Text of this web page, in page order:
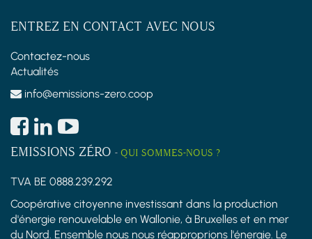
ENTREZ EN CONTACT AVEC NOUS
Contactez-nous
Actualités
info@emissions-zero.coop
EMISSIONS ZÉRO - QUI SOMMES-NOUS ?
TVA BE 0888.239.292
Coopérative citoyenne investissant dans la production
d'énergie renouvelable en Wallonie, à Bruxelles et en mer
du Nord. Ensemble nous nous réapproprions l'énergie. Le